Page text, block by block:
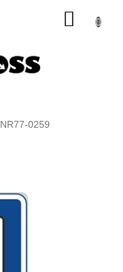
NR77-0259